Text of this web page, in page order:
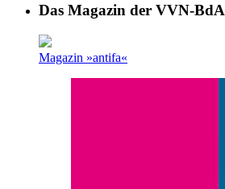
Das Magazin der VVN-BdA
Magazin »antifa«